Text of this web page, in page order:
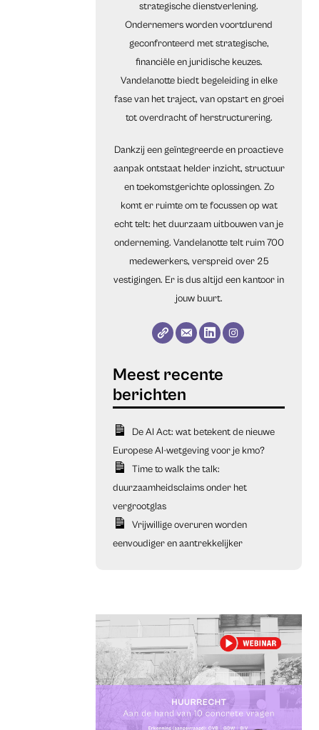
strategische dienstverlening.
Ondernemers worden voortdurend
geconfronteerd met strategische,
financiële en juridische keuzes.
Vandelanotte biedt begeleiding in elke
fase van het traject, van opstart en groei
tot overdracht of herstructurering.
Dankzij een geïntegreerde en proactieve
aanpak ontstaat helder inzicht, structuur
en toekomstgerichte oplossingen. Zo
komt er ruimte om te focussen op wat
echt telt: het duurzaam uitbouwen van je
onderneming. Vandelanotte telt ruim 700
medewerkers, verspreid over 25
vestigingen. Er is dus altijd een kantoor in
jouw buurt.
De AI Act: wat betekent de nieuwe
Europese AI-wetgeving voor je kmo?
Time to walk the talk:
duurzaamheidsclaims onder het
vergrootglas
Vrijwillige overuren worden
eenvoudiger en aantrekkelijker